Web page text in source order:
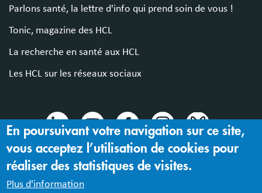
Parlons santé, la lettre d'info qui prend soin de vous !
Tonic, magazine des HCL
La recherche en santé aux HCL
Les HCL sur les réseaux sociaux
Mentions légales |
Accessibilité : partiellement conforme
En poursuivant votre navigation sur ce site,
vous acceptez l’utilisation de cookies pour
réaliser des statistiques de visites.
Plus d'information